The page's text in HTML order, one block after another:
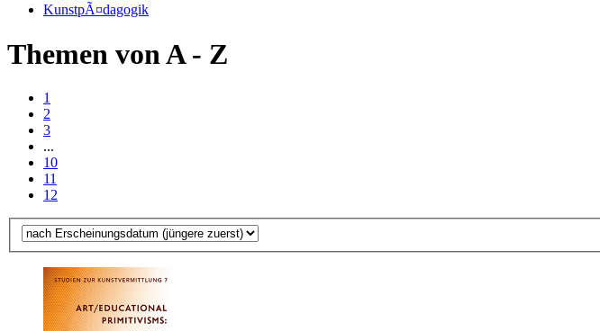
KunstpÃ¤dagogik
Themen von A - Z
1
2
3
...
10
11
12